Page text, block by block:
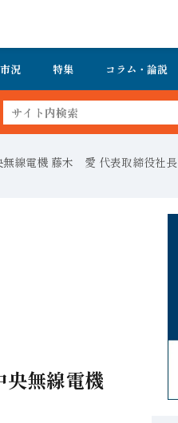
市況 特集 コラム・論説
無線電機 藤木 愛 代表取締役社長
央無線電機